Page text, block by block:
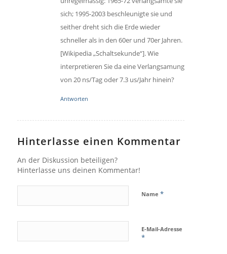
sich; 1995-2003 beschleunigte sie und
seither dreht sich die Erde wieder
schneller als in den 60er und 70er Jahren.
[Wikipedia „Schaltsekunde“]. Wie
interpretieren Sie da eine Verlangsamung
von 20 ns/Tag oder 7.3 us/Jahr hinein?
Antworten
Hinterlasse einen Kommentar
An der Diskussion beteiligen?
Hinterlasse uns deinen Kommentar!
Name *
E-Mail-Adresse
*